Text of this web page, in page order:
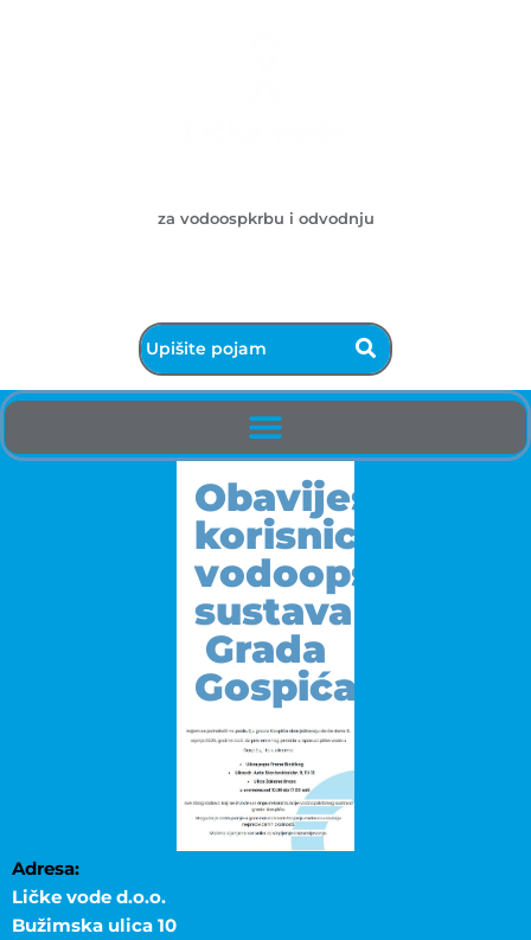
za vodoospkrbu i odvodnju
Obavijest
korisnicima
vodoopskrbnog
sustava
Grada
Gospića
Adresa:
Ličke vode d.o.o.
Bužimska ulica 10